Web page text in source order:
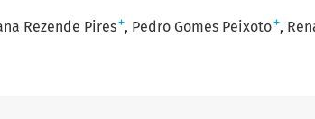
Rezende Pires+ Pedro Gomes Peixoto+